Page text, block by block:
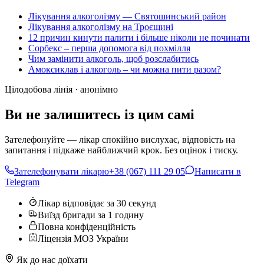
Лікування алкоголізму — Святошинський район
Лікування алкоголізму на Троєщині
12 причин кинути палити і більше ніколи не починати
Сорбекс – перша допомога від похмілля
Чим замінити алкоголь, щоб розслабитись
Амоксиклав і алкоголь – чи можна пити разом?
Цілодобова лінія · анонімно
Ви не залишитесь із цим самі
Зателефонуйте — лікар спокійно вислухає, відповість на
запитання і підкаже найближчий крок. Без оцінок і тиску.
Зателефонувати лікарю+38 (067) 111 29 05
Написати в
Telegram
Лікар відповідає за 30 секунд
Виїзд бригади за 1 годину
Повна конфіденційність
Ліцензія МОЗ України
Як до нас доїхати